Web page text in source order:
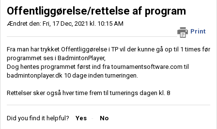
Offentliggørelse/rettelse af program
Print
Ændret den: Fri, 17 Dec, 2021 kl. 10:15 AM
Fra man har trykket Offentliggørelse i TP vil der kunne gå op til 1 times før
programmet ses i BadmintonPlayer,
Dog hentes programmet først ind fra tournamentsoftware.com til
badmintonplayer.dk 10 dage inden turneringen.
Rettelser sker også hver time frem til turnerings dagen kl. 8
Did you find it helpful? Yes No